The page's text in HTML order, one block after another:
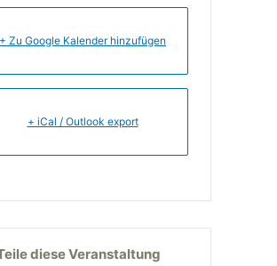
+ Zu Google Kalender hinzufügen
+ iCal / Outlook export
diese Veranstaltung